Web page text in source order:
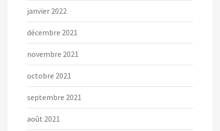
janvier 2022
décembre 2021
novembre 2021
octobre 2021
septembre 2021
août 2021